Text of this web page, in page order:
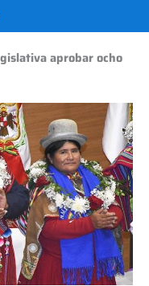
aprobar ocho